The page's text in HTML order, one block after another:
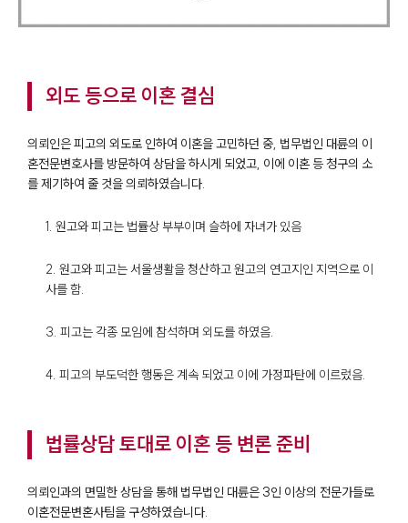
외도 등으로 이혼 결심
의뢰인은 피고의 외도로 인하여 이혼을 고민하던 중, 법무법인 대륜의 이
혼전문변호사를 방문하여 상담을 하시게 되었고, 이에 이혼 등 청구의 소
를 제기하여 줄 것을 의뢰하였습니다.
1. 원고와 피고는 법률상 부부이며 슬하에 자녀가 있음
2. 원고와 피고는 서울생활을 청산하고 원고의 연고지인 지역으로 이
사를 함.
3. 피고는 각종 모임에 참석하며 외도를 하였음.
4. 피고의 부도덕한 행동은 계속 되었고 이에 가정파탄에 이르렀음.
법률상담 토대로 이혼 등 변론 준비
의뢰인과의 면밀한 상담을 통해 법무법인 대륜은 3인 이상의 전문가들로
이혼전문변혼사팀을 구성하였습니다.